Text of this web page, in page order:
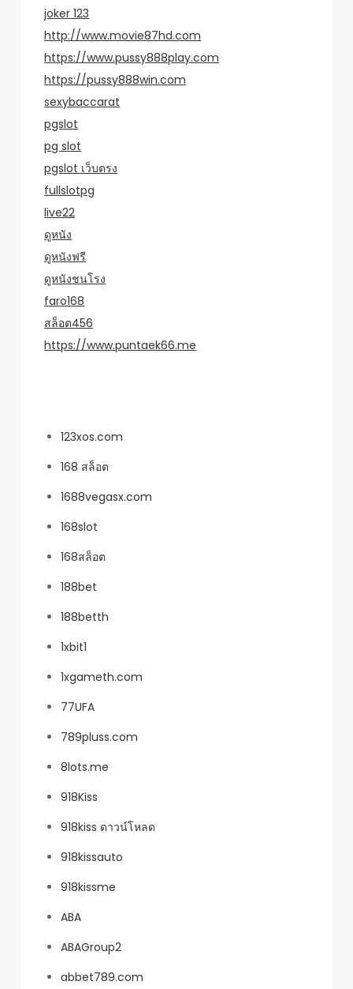
joker 123
http://www.movie87hd.com
https://www.pussy888play.com
https://pussy888win.com
sexybaccarat
pgslot
pg slot
pgslot เว็บตรง
fullslotpg
live22
ดูหนัง
ดูหนังฟรี
ดูหนังชนโรง
faro168
สล็อต456
https://www.puntaek66.me
123xos.com
168 สล็อต
1688vegasx.com
168slot
168สล็อต
188bet
188betth
1xbit1
1xgameth.com
77UFA
789pluss.com
8lots.me
918Kiss
918kiss ดาวน์โหลด
918kissauto
918kissme
ABA
ABAGroup2
abbet789.com